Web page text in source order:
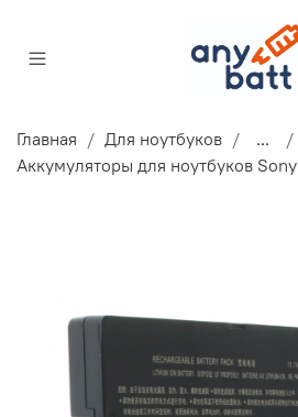
Главная Для ноутбуков
...
Аккумуляторы для ноутбуков Sony